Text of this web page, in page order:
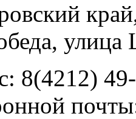
улица
8(4212)